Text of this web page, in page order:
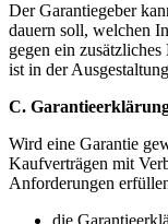
Der Garantiegeber
dauern soll, welchen
gegen ein
ist in der
C.
Wird eine Garantie
Kaufverträgen mit
Anforderungen